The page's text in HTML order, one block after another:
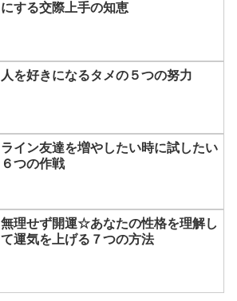
にする交際上手の知恵
人を好きになるタメの５つの努力
ライン友達を増やしたい時に試したい
６つの作戦
無理せず開運☆あなたの性格を理解し
て運気を上げる７つの方法